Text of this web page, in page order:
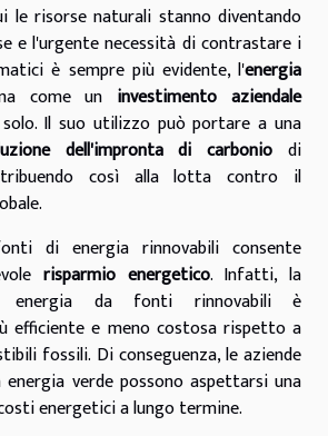
le risorse naturali stanno diventando
e l'urgente necessità di contrastare i
è sempre più evidente, l'energia
come un investimento aziendale
Il suo utilizzo può portare a una
dell'impronta di carbonio di
così alla lotta contro il
di energia rinnovabili consente
risparmio energetico. Infatti, la
energia da fonti rinnovabili è
efficiente e meno costosa rispetto a
fossili. Di conseguenza, le aziende
verde possono aspettarsi una
energetici a lungo termine.